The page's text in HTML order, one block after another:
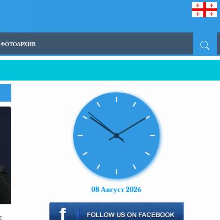
ФОТОАРХИВ
а с другой стороны — обеспечить участие в его
08 Август 2026